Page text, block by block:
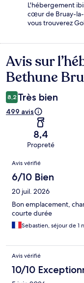
L'hébergement
cœur de Bruay-la-
vous trouverez
Avis
Avis sur
Bethune
8,2 Très bien
499 avis
8,4
Propreté
Avis
Avis vérifié
6/10 Bien
20 juil. 2026
Bon emplacement,
courte durée
Sebastien, séjour de 1
Avis vérifié
10/10